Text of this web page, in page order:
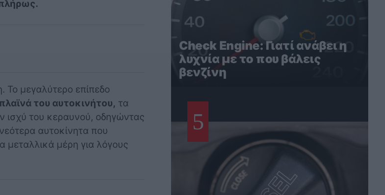
Το μεγαλύτερο επίπεδο
του αυτοκινήτου, τα
ισχύ του κεραυνού, οδηγώντας
αυτοκίνητα που
μεταλλικά μέρη για λόγους
Check Engine: Γιατί ανάβει η
λυχνία με το που βάλεις
βενζίνη
5